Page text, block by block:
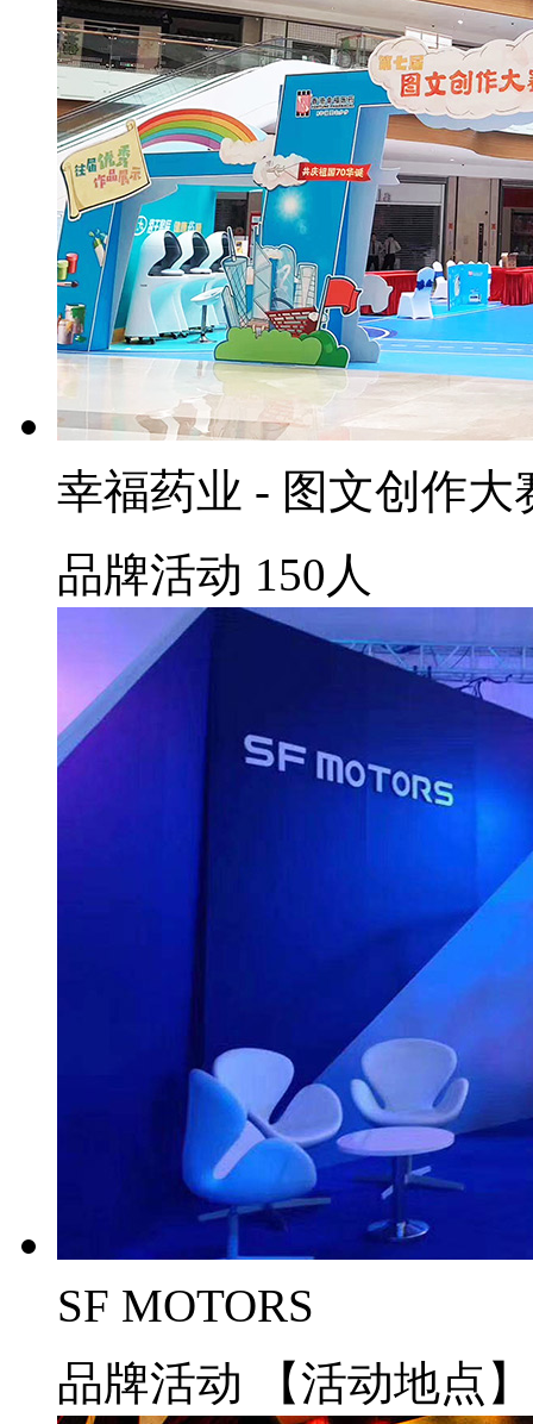
幸福药业 - 图文创作大
品牌活动 150人
SF MOTORS
品牌活动
【活动地点